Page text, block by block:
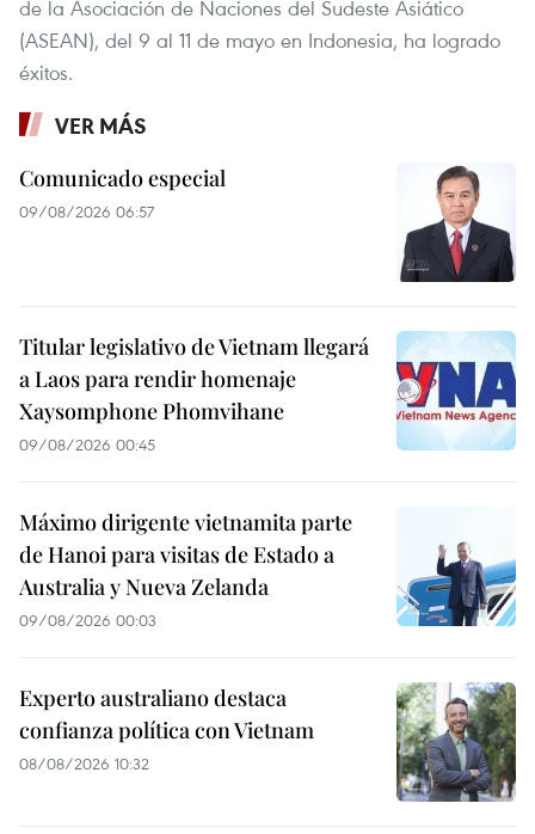
de la Asociación de Naciones del Sudeste Asiático
(ASEAN), del 9 al 11 de mayo en Indonesia, ha logrado
éxitos.
VER MÁS
Comunicado especial
09/08/2026 06:57
Titular legislativo de Vietnam llegará
a Laos para rendir homenaje
Xaysomphone Phomvihane
09/08/2026 00:45
Máximo dirigente vietnamita parte
de Hanoi para visitas de Estado a
Australia y Nueva Zelanda
09/08/2026 00:03
Experto australiano destaca
confianza política con Vietnam
08/08/2026 10:32